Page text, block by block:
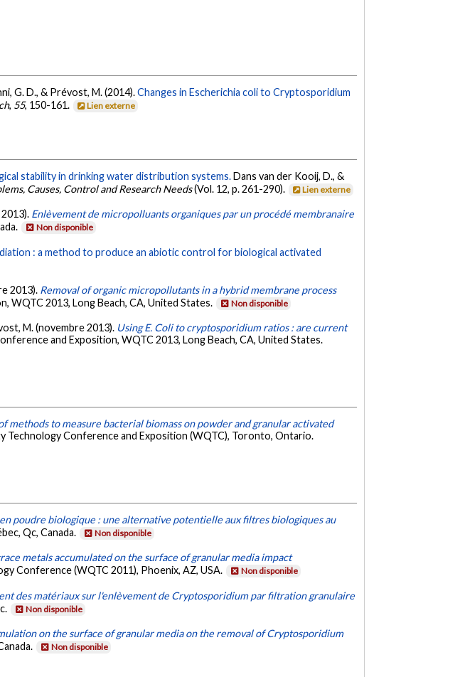
G. D., & Prévost, M. (2014).Changes in Escherichia coli to Cryptosporidium
, 55, 150-161. Lien externe
stability in drinking water distribution systems.Dans van der Kooij, D., &
Causes, Control and Research Needs(Vol. 12, p. 261-290). Lien externe
Enlèvement de micropolluants organiques par un procédé membranaire
Non disponible
: a method to produce an abiotic control for biological activated
2013). Removal of organic micropollutants in a hybrid membrane process
WQTC 2013, Long Beach, CA, United States.
Non disponible
M. (novembre 2013). Using E. Coli to cryptosporidium ratios : are current
and Exposition, WQTC 2013, Long Beach, CA, United States.
methods to measure bacterial biomass on powder and granular activated
Conference and Exposition (WQTC), Toronto, Ontario.
poudre biologique : une alternative potentielle aux filtres biologiques au
Qc, Canada. Non disponible
metals accumulated on the surface of granular media impact
Conference (WQTC 2011), Phoenix, AZ, USA. Non disponible
des matériaux sur l'enlèvement de Cryptosporidium par filtration granulaire
Non disponible
on the surface of granular media on the removal of Cryptosporidium
Non disponible